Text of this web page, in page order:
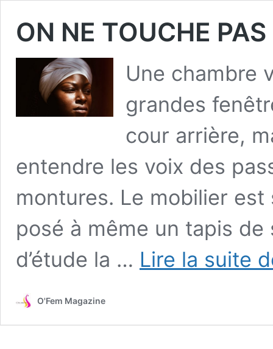
ON NE TOUCHE
Une chambre
grandes
cour arrière,
entendre les voix des
montures. Le mobilier
posé à même un tapis
d’étude la … Lire la suite
O'Fem Magazine